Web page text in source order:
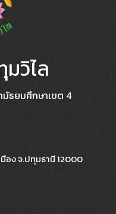
มวิไล
ธยมศึกษาเขต 4
ง จ.ปทุมธานี 12000